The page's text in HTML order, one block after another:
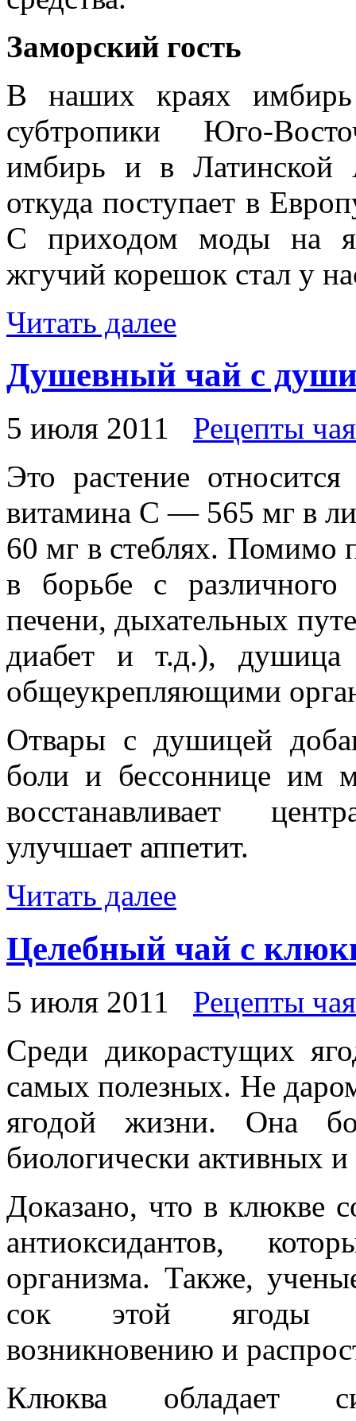
Заморский гость
В наших краях
субтропики Юго-
имбирь и в Латинской
откуда поступает в
С приходом моды на
жгучий корешок стал у
Читать далее
Душевный чай с
5 июля 2011
Рецепты чая
Это растение
витамина С — 565 мг в
60 мг в стеблях. Помимо
в борьбе с различного
печени, дыхательных
диабет и т.д.), душица
общеукрепляющими
Отвары с душицей
боли и бессоннице им
восстанавливает
улучшает аппетит.
Читать далее
Целебный чай с
5 июля 2011
Рецепты чая
Среди дикорастущих
самых полезных. Не
ягодой жизни. Она
биологически активных
Доказано, что в клюкве
антиоксидантов,
организма. Также,
сок этой ягоды
возникновению и
Клюква обладает